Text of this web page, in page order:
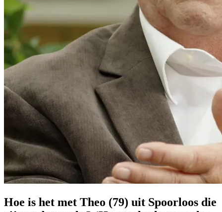
Hoe is het met Theo (79) uit Spoorloos die